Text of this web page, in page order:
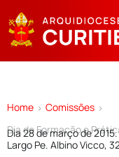
Home > Comissões >
Dia de Formação e
Dia 28 de março de
Largo Pe. Albino Vicco,